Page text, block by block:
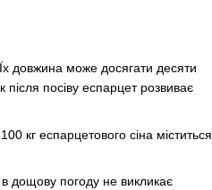
довжина може досягати десяти
посіву еспарцет розвиває
кг еспарцетового сіна міститься
дощову погоду не викликає